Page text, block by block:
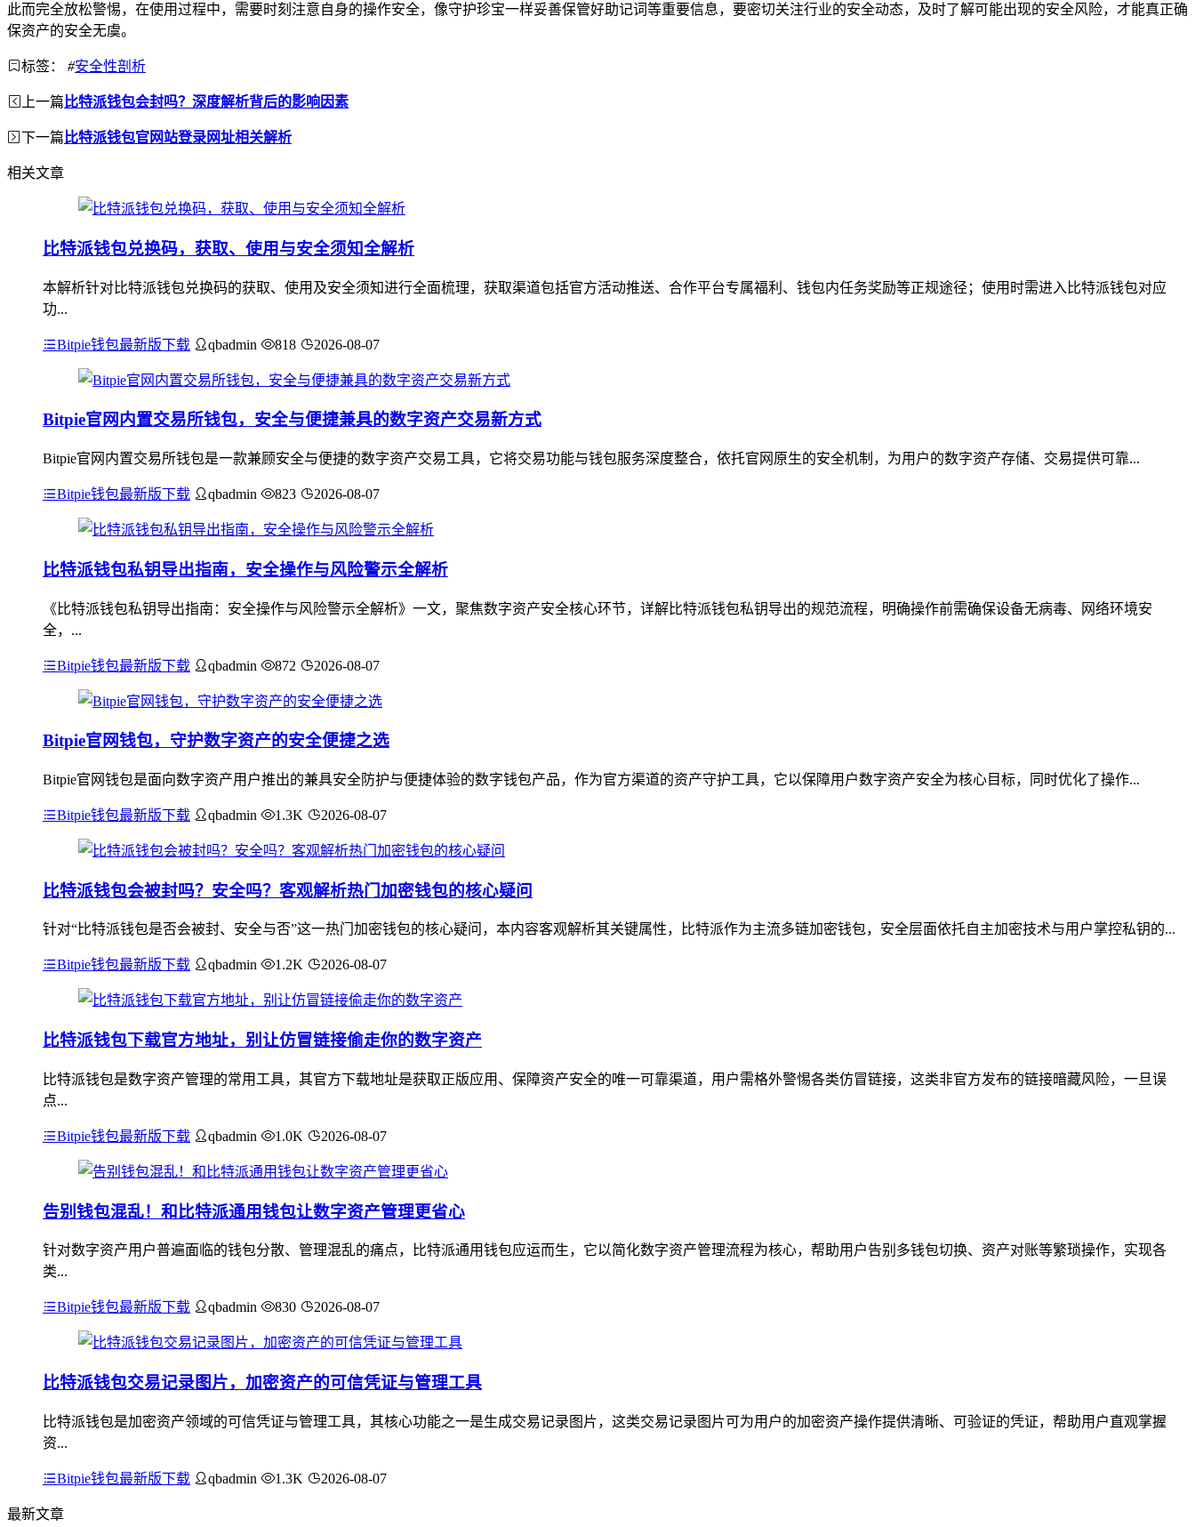
此而完全放松警惕，在使用过程中，需要时刻注意自身的操作安全，像守护珍宝一样妥善保管好助记词等重要信息，要密切关注行业的安全动态，及时了解可能出现的安全风险，才能真正确
保资产的安全无虞。
标签： #安全性剖析
上一篇 比特派钱包会封吗？深度解析背后的影响因素
下一篇 比特派钱包官网站登录网址相关解析
相关文章
比特派钱包兑换码，获取、使用与安全须知全解析
本解析针对比特派钱包兑换码的获取、使用及安全须知进行全面梳理，获取渠道包括官方活动推送、合作平台专属福利、钱包内任务奖励等正规途径；使用时需进入比特派钱包对应
功...
Bitpie钱包最新版下载 qbadmin 818 2026-08-07
Bitpie官网内置交易所钱包，安全与便捷兼具的数字资产交易新方式
Bitpie官网内置交易所钱包是一款兼顾安全与便捷的数字资产交易工具，它将交易功能与钱包服务深度整合，依托官网原生的安全机制，为用户的数字资产存储、交易提供可靠...
Bitpie钱包最新版下载 qbadmin 823 2026-08-07
比特派钱包私钥导出指南，安全操作与风险警示全解析
《比特派钱包私钥导出指南：安全操作与风险警示全解析》一文，聚焦数字资产安全核心环节，详解比特派钱包私钥导出的规范流程，明确操作前需确保设备无病毒、网络环境安
全，...
Bitpie钱包最新版下载 qbadmin 872 2026-08-07
Bitpie官网钱包，守护数字资产的安全便捷之选
Bitpie官网钱包是面向数字资产用户推出的兼具安全防护与便捷体验的数字钱包产品，作为官方渠道的资产守护工具，它以保障用户数字资产安全为核心目标，同时优化了操作...
Bitpie钱包最新版下载 qbadmin 1.3K 2026-08-07
比特派钱包会被封吗？安全吗？客观解析热门加密钱包的核心疑问
针对“比特派钱包是否会被封、安全与否”这一热门加密钱包的核心疑问，本内容客观解析其关键属性，比特派作为主流多链加密钱包，安全层面依托自主加密技术与用户掌控私钥的...
Bitpie钱包最新版下载 qbadmin 1.2K 2026-08-07
比特派钱包下载官方地址，别让仿冒链接偷走你的数字资产
比特派钱包是数字资产管理的常用工具，其官方下载地址是获取正版应用、保障资产安全的唯一可靠渠道，用户需格外警惕各类仿冒链接，这类非官方发布的链接暗藏风险，一旦误
点...
Bitpie钱包最新版下载 qbadmin 1.0K 2026-08-07
告别钱包混乱！和比特派通用钱包让数字资产管理更省心
针对数字资产用户普遍面临的钱包分散、管理混乱的痛点，比特派通用钱包应运而生，它以简化数字资产管理流程为核心，帮助用户告别多钱包切换、资产对账等繁琐操作，实现各
类...
Bitpie钱包最新版下载 qbadmin 830 2026-08-07
比特派钱包交易记录图片，加密资产的可信凭证与管理工具
比特派钱包是加密资产领域的可信凭证与管理工具，其核心功能之一是生成交易记录图片，这类交易记录图片可为用户的加密资产操作提供清晰、可验证的凭证，帮助用户直观掌握
资...
Bitpie钱包最新版下载 qbadmin 1.3K 2026-08-07
最新文章